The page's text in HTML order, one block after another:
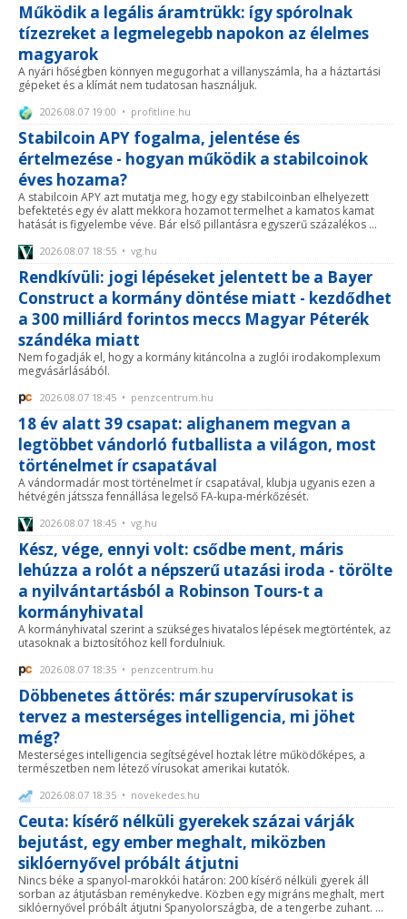
Működik a legális áramtrükk: így spórolnak
tízezreket a legmelegebb napokon az élelmes
magyarok
A nyári hőségben könnyen megugorhat a villanyszámla, ha a háztartási
gépeket és a klímát nem tudatosan használjuk.
2026.08.07 19:00 • profitline.hu
Stabilcoin APY fogalma, jelentése és
értelmezése - hogyan működik a stabilcoinok
éves hozama?
A stabilcoin APY azt mutatja meg, hogy egy stabilcoinban elhelyezett
befektetés egy év alatt mekkora hozamot termelhet a kamatos kamat
hatását is figyelembe véve. Bár első pillantásra egyszerű százalékos ...
2026.08.07 18:55 • vg.hu
Rendkívüli: jogi lépéseket jelentett be a Bayer
Construct a kormány döntése miatt - kezdődhet
a 300 milliárd forintos meccs Magyar Péterék
szándéka miatt
Nem fogadják el, hogy a kormány kitáncolna a zuglói irodakomplexum
megvásárlásából.
2026.08.07 18:45 • penzcentrum.hu
18 év alatt 39 csapat: alighanem megvan a
legtöbbet vándorló futballista a világon, most
történelmet ír csapatával
A vándormadár most történelmet ír csapatával, klubja ugyanis ezen a
hétvégén játssza fennállása legelső FA-kupa-mérkőzését.
2026.08.07 18:45 • vg.hu
Kész, vége, ennyi volt: csődbe ment, máris
lehúzza a rolót a népszerű utazási iroda - törölte
a nyilvántartásból a Robinson Tours-t a
kormányhivatal
A kormányhivatal szerint a szükséges hivatalos lépések megtörténtek, az
utasoknak a biztosítóhoz kell fordulniuk.
2026.08.07 18:35 • penzcentrum.hu
Döbbenetes áttörés: már szupervírusokat is
tervez a mesterséges intelligencia, mi jöhet
még?
Mesterséges intelligencia segítségével hoztak létre működőképes, a
természetben nem létező vírusokat amerikai kutatók.
2026.08.07 18:35 • novekedes.hu
Ceuta: kísérő nélküli gyerekek százai várják
bejutást, egy ember meghalt, miközben
siklóernyővel próbált átjutni
Nincs béke a spanyol-marokkói határon: 200 kísérő nélküli gyerek áll
sorban az átjutásban reménykedve. Közben egy migráns meghalt, mert
siklóernyővel próbált átjutni Spanyolországba, de a tengerbe zuhant. ...